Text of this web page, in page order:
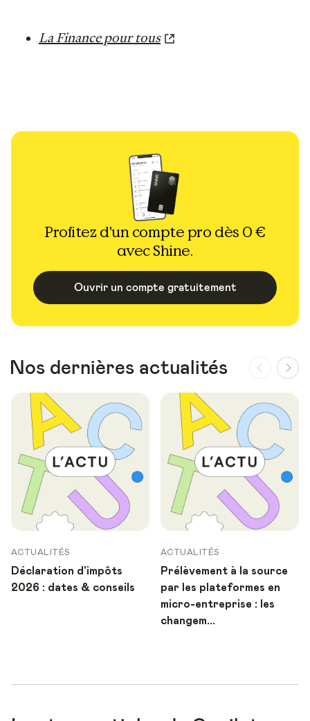
La Finance pour tous
Profitez d'un compte pro dès 0 €
avec Shine.
Ouvrir un compte gratuitement
Nos dernières actualités
ACTUALITÉS
Déclaration d'impôts
2026 : dates & conseils
ACTUALITÉS
Prélèvement à la source
par les plateformes en
micro-entreprise : les
changem...